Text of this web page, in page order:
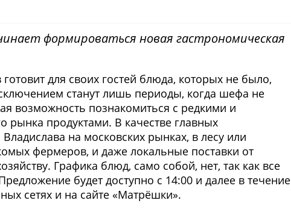
формироваться новая гастрономическая
для своих гостей блюда, которых не было,
станут лишь периоды, когда шефа не
возможность познакомиться с редкими и
рынка продуктами. В качестве главных
на московских рынках, в лесу или
фермеров, и даже локальные поставки от
Графика блюд, само собой, нет, так как все
будет доступно с 14:00 и далее в течение
сетях и на сайте «Матрёшки».